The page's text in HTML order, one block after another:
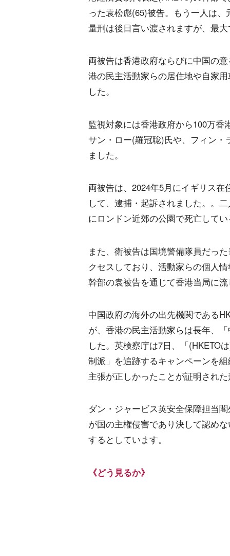
った袁松彪(65)被告。もう一人は
量刑は後日言い渡されますが、最
両被告は香港政府ならびに中国の
港の民主活動家らの居住地や自家
した。
監視対象には香港政府から100万
サン・ロー(羅冠聡)氏や、フィン
ました。
両被告は、2024年5月にイギリス
して、逮捕・起訴されました。。
にロンドン近郊の公園で死亡して
また、衛被告は国境警備隊員だっ
クセスしており、活動家らの個人
幹部の袁被告を通じて香港当局に
中国政府の海外の出先機関である
が、香港の民主活動家らは長年、
した。英検察庁は7日、「(HKETO
制派」を追跡するキャンペーンを
主張が正しかったことが証明され
ダン・ジャービス英安全保障担当
が国の主権侵害であり決して認め
するとしています。
《どう見るか》